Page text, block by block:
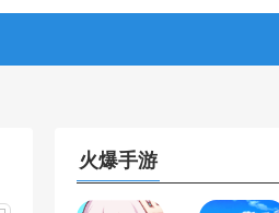
火爆手游